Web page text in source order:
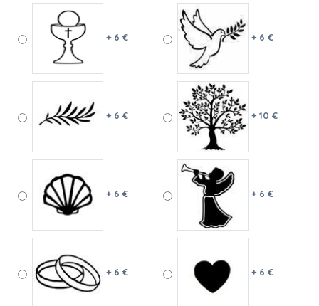
+ 6 € + 6 €
+ 6 € + 10 €
+ 6 € + 6 €
+ 6 € + 6 €